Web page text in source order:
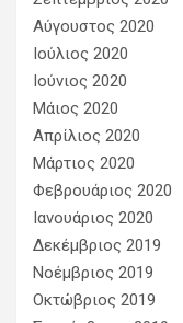
Αύγουστος 2020
Ιούλιος 2020
Ιούνιος 2020
Μάιος 2020
Απρίλιος 2020
Μάρτιος 2020
Φεβρουάριος 2020
Ιανουάριος 2020
Δεκέμβριος 2019
Νοέμβριος 2019
Οκτώβριος 2019